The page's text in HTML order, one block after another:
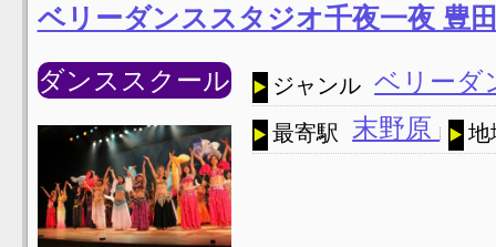
ベリーダンススタジオ千夜一夜 豊
ダンススクール ジャンル ベリーダ
最寄駅 末野原 地